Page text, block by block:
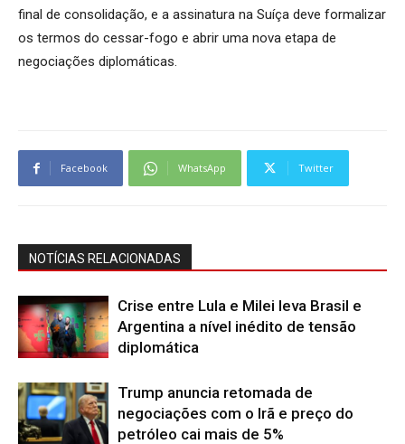
final de consolidação, e a assinatura na Suíça deve formalizar
os termos do cessar-fogo e abrir uma nova etapa de
negociações diplomáticas.
Facebook WhatsApp Twitter
NOTÍCIAS RELACIONADAS
Crise entre Lula e Milei leva Brasil e
Argentina a nível inédito de tensão
diplomática
Trump anuncia retomada de
negociações com o Irã e preço do
petróleo cai mais de 5%